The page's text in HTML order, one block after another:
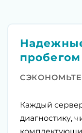
Каждый
диагностику,